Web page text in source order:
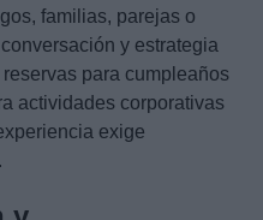
familias, parejas o
y estrategia
para cumpleaños
actividades corporativas
exige